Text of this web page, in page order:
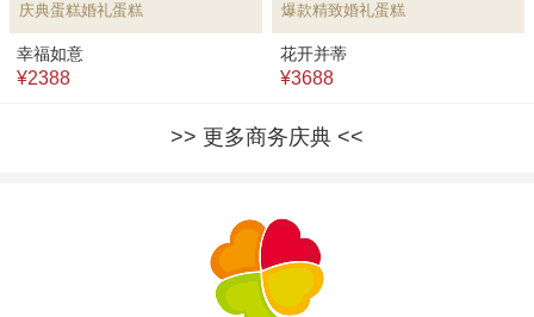
庆典蛋糕婚礼蛋糕
幸福如意
¥2388
爆款精致婚礼蛋糕
花开并蒂
¥3688
更多商务庆典